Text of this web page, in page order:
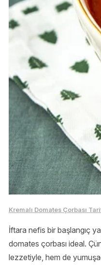
Kremalı Domates Çorbası
İftara nefis bir başlangıç
domates çorbası ideal.
lezzetiyle, hem de